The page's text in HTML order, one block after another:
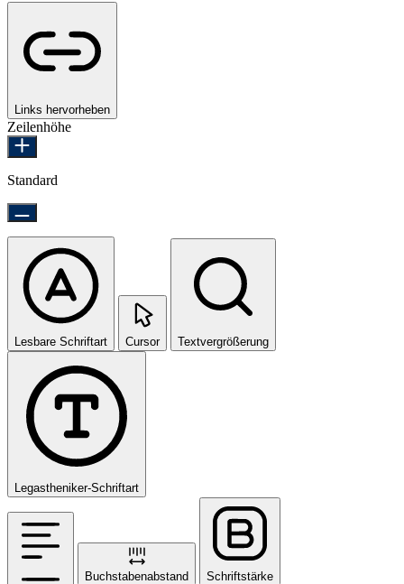
Links hervorheben
Zeilenhöhe
Standard
Lesbare Schriftart Cursor Textvergrößerung
Legastheniker-Schriftart
Buchstabenabstand Schriftstärke